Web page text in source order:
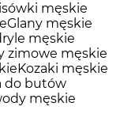
męskie
Glany męskie
męskie
zimowe męskie
Kozaki męskie
do butów
męskie